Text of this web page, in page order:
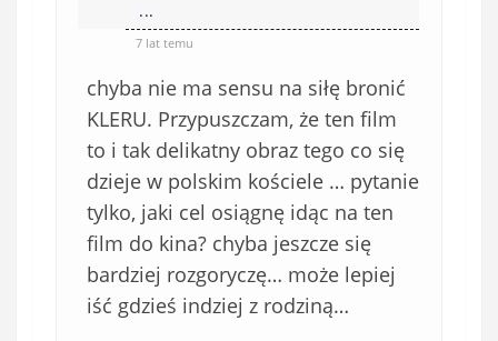
...
7 lat temu
chyba nie ma sensu na siłę bronić
KLERU. Przypuszczam, że ten film
to i tak delikatny obraz tego co się
dzieje w polskim kościele … pytanie
tylko, jaki cel osiągnę idąc na ten
film do kina? chyba jeszcze się
bardziej rozgoryczę… może lepiej
iść gdzieś indziej z rodziną…